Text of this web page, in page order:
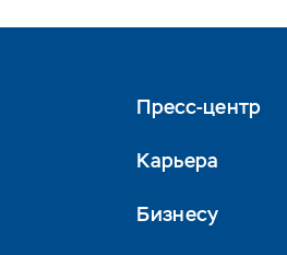
Пресс-центр
Карьера
Бизнесу